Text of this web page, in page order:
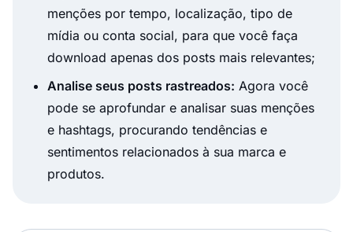
menções por tempo, localização, tipo de
mídia ou conta social, para que você faça
download apenas dos posts mais relevantes;
Analise seus posts rastreados: Agora você
pode se aprofundar e analisar suas menções
e hashtags, procurando tendências e
sentimentos relacionados à sua marca e
produtos.